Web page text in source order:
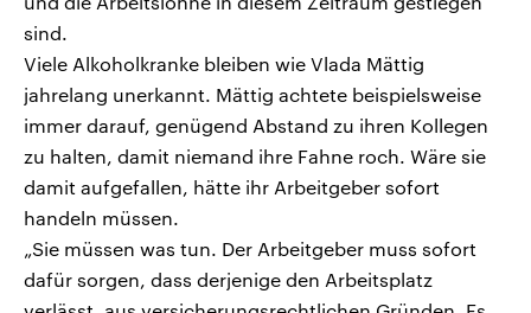
sind.
Viele Alkoholkranke bleiben wie Vlada Mättig
jahrelang unerkannt. Mättig achtete beispielsweise
immer darauf, genügend Abstand zu ihren Kollegen
zu halten, damit niemand ihre Fahne roch. Wäre sie
damit aufgefallen, hätte ihr Arbeitgeber sofort
handeln müssen.
„Sie müssen was tun. Der Arbeitgeber muss sofort
dafür sorgen, dass derjenige den Arbeitsplatz